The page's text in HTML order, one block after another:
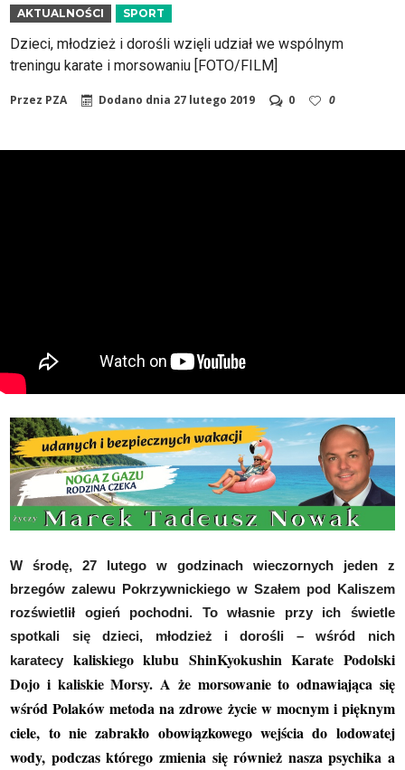
AKTUALNOŚCI SPORT
Dzieci, młodzież i dorośli wzięli udział we wspólnym
treningu karate i morsowaniu [FOTO/FILM]
Przez PZA Dodano dnia 27 lutego 2019 0 0
W środę, 27 lutego w godzinach wieczornych jeden z
brzegów zalewu Pokrzywnickiego w Szałem pod Kaliszem
rozświetlił ogień pochodni. To własnie przy ich świetle
spotkali się dzieci, młodzież i dorośli – wśród nich
karatecy kaliskiego klubu ShinKyokushin Karate Podolski
Dojo i kaliskie Morsy. A że morsowanie to odnawiająca się
wśród Polaków metoda na zdrowe życie w mocnym i pięknym
ciele, to nie zabrakło obowiązkowego wejścia do lodowatej
wody, podczas którego zmienia się również nasza psychika a